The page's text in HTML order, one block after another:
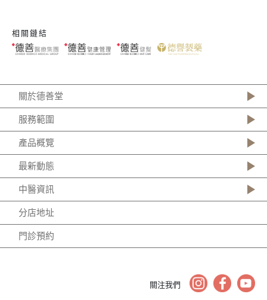
相關鏈結
關於德善堂
服務範圍
產品概覽
最新動態
中醫資訊
分店地址
門診預約
關注我們